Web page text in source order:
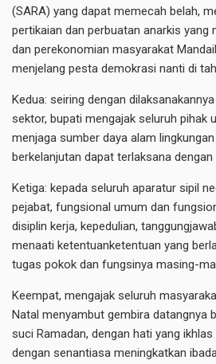
(SARA) yang dapat memecah belah,
pertikaian dan perbuatan anarkis yang
dan perekonomian masyarakat
menjelang pesta demokrasi nanti di
Kedua: seiring dengan
sektor, bupati mengajak seluruh pihak
menjaga sumber daya alam
berkelanjutan dapat terlaksana dengan
Ketiga: kepada seluruh aparatur sipil
pejabat, fungsional umum dan
disiplin kerja, kepedulian,
menaati ketentuanketentuan yang
tugas pokok dan fungsinya masing-
Keempat, mengajak seluruh
Natal menyambut gembira datangnya
suci Ramadan, dengan hati yang
dengan senantiasa meningkatkan